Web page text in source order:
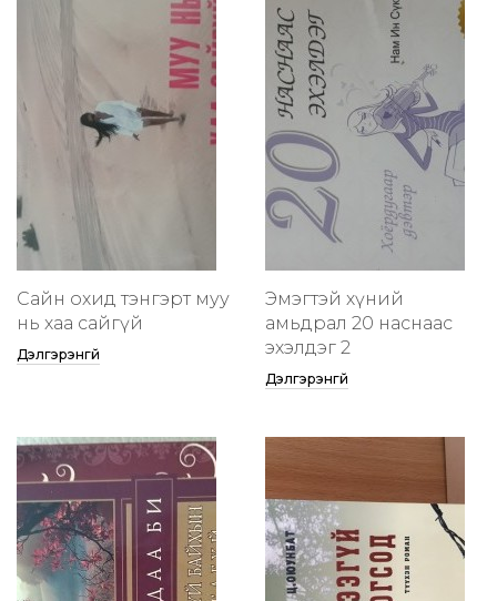
Сайн охид тэнгэрт муу
нь хаа сайгүй
Дэлгэрэнгүй
Эмэгтэй хүний
амьдрал 20 наснаас
эхэлдэг 2
Дэлгэрэнгүй